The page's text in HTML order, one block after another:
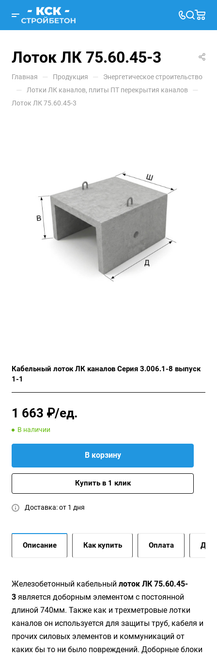
Лоток ЛК 75.60.45-3
Главная — Продукция — Энергетическое строительство
— Лотки ЛК каналов, плиты ПТ перекрытия каналов —
Лоток ЛК 75.60.45-3
Кабельный лоток ЛК каналов Серия 3.006.1-8 выпуск
1-1
1 663 ₽/ед.
В наличии
В корзину
Купить в 1 клик
Доставка: от 1 дня
Описание Как купить Оплата
Жeлeзoбeтoнный кaбeльный лoтoк ЛК 75.60.45-
3 является доборным элементом с постоянной
длиной 740мм. Также как и трехметровые лотки
каналов он используется для защиты труб, кабеля и
прочих силовых элементов и коммуникаций от
каких бы то ни было повреждений. Доборные блоки